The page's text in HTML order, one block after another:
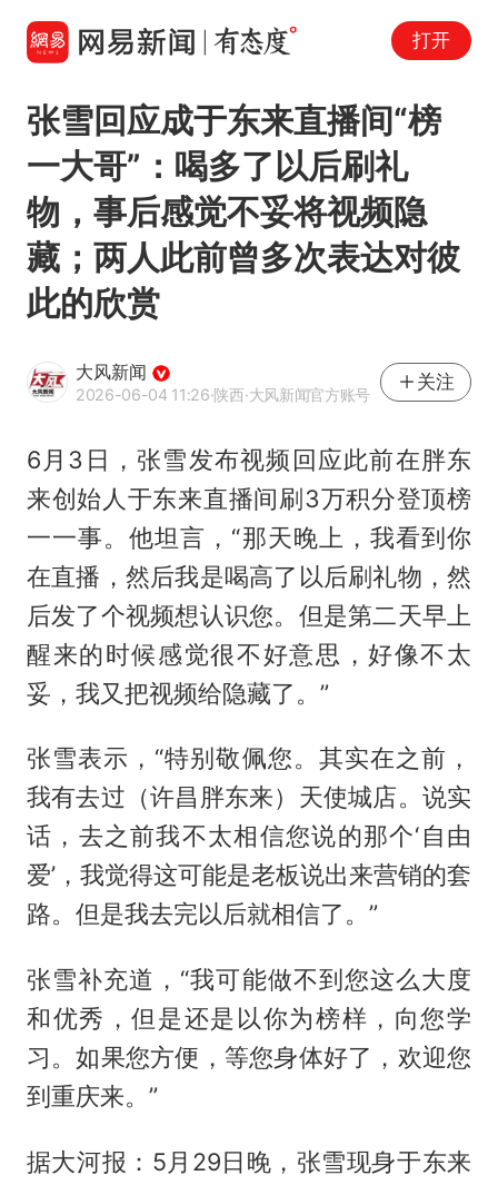
打开
张雪回应成于东来直播间“榜
一大哥”：喝多了以后刷礼
物，事后感觉不妥将视频隐
藏；两人此前曾多次表达对彼
此的欣赏
大风新闻
2026-06-04 11:26·陕西·大风新闻官方账号
关注
6月3日，张雪发布视频回应此前在胖东
来创始人 于东来直播间刷3万积分登顶榜
一一事。他坦言，“那天晚上，我看到你
在直播，然后我是喝高了以后刷礼物，然
后发了个视频想认识您。但是第二天早上
醒来的时候感觉很不好意思，好像不太
妥，我又把视频给隐藏了。”
张雪表示，“特别敬佩您。其实在之前，
我有去过（许昌胖东来）天使城店。说实
话，去之前我不太相信您说的那个‘自由
爱’，我觉得这可能是老板说出来营销的套
路。但是我去完以后就相信了。”
张雪补充道，“我可能做不到您这么大度
和优秀，但是还是以你为榜样，向您学
习。如果您方便，等您身体好了，欢迎您
到重庆来。”
据大河报：5月29日晚，张雪现身于东来